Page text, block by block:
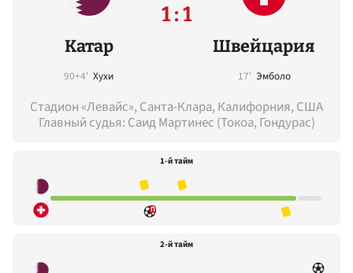
Катар
90+4' Хухи
1 : 1
Швейцария
17' Эмболо
Стадион «Левайс», Санта-Клара, Калифорния, США
Главный судья: Саид Мартинес (Токоа, Гондурас)
1-й тайм
2-й тайм